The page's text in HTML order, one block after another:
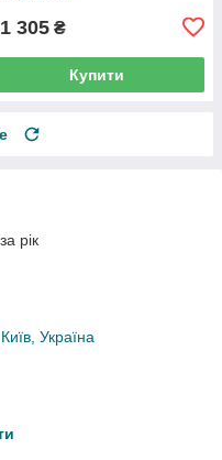
305 ₴
Купити
рік
Україна